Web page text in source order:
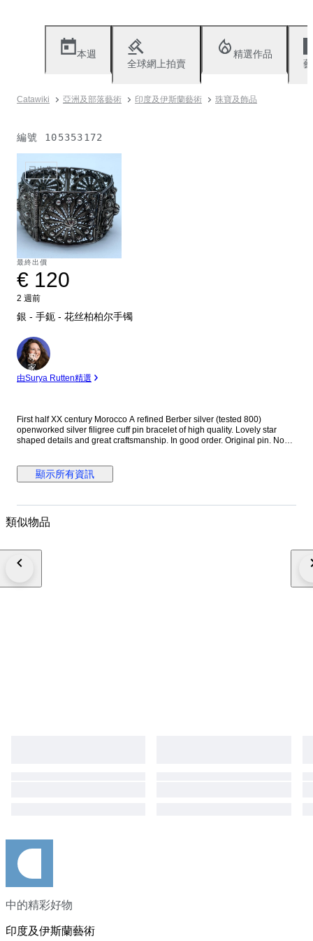
本週
全球網上拍賣
精選作品
Catawiki 亞洲及部落藝術 印度及伊斯蘭藝術 珠寶及飾品
編號 105353172
已出售
最終出價
€ 120
2 週前
銀 - 手鈪 - 花丝柏柏尔手镯
專
家
由Surya Rutten精選
First half XX century Morocco A refined Berber silver (tested 800)
openworked silver filigree cuff pin bracelet of high quality. Lovely star
shaped details and great craftsmanship. In good order. Original pin. No
顯示所有資訊
類似物品
中的精彩好物
印度及伊斯蘭藝術